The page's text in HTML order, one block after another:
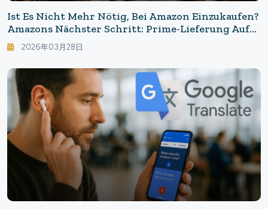
Ist Es Nicht Mehr Nötig, Bei Amazon Einzukaufen?
Amazons Nächster Schritt: Prime-Lieferung Auf
Externe E-Commerce-Plattformen Ausweiten
2026年03月28日